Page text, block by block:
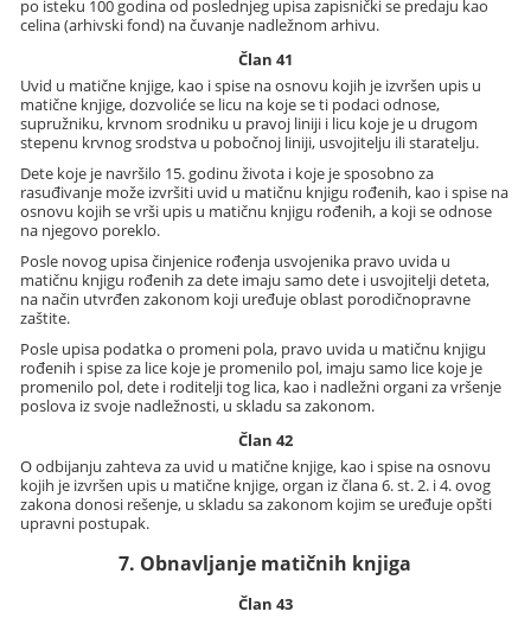
po isteku 100 godina od poslednjeg upisa zapisnički se predaju kao
celina (arhivski fond) na čuvanje nadležnom arhivu.
Član 41
Uvid u matične knjige, kao i spise na osnovu kojih je izvršen upis u
matične knjige, dozvoliće se licu na koje se ti podaci odnose,
supružniku, krvnom srodniku u pravoj liniji i licu koje je u drugom
stepenu krvnog srodstva u pobočnoj liniji, usvojitelju ili staratelju.
Dete koje je navršilo 15. godinu života i koje je sposobno za
rasuđivanje može izvršiti uvid u matičnu knjigu rođenih, kao i spise na
osnovu kojih se vrši upis u matičnu knjigu rođenih, a koji se odnose
na njegovo poreklo.
Posle novog upisa činjenice rođenja usvojenika pravo uvida u
matičnu knjigu rođenih za dete imaju samo dete i usvojitelji deteta,
na način utvrđen zakonom koji uređuje oblast porodičnopravne
zaštite.
Posle upisa podatka o promeni pola, pravo uvida u matičnu knjigu
rođenih i spise za lice koje je promenilo pol, imaju samo lice koje je
promenilo pol, dete i roditelji tog lica, kao i nadležni organi za vršenje
poslova iz svoje nadležnosti, u skladu sa zakonom.
Član 42
O odbijanju zahteva za uvid u matične knjige, kao i spise na osnovu
kojih je izvršen upis u matične knjige, organ iz člana 6. st. 2. i 4. ovog
zakona donosi rešenje, u skladu sa zakonom kojim se uređuje opšti
upravni postupak.
7. Obnavljanje matičnih knjiga
Član 43